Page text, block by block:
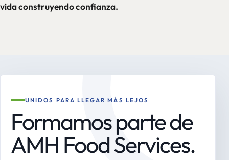
vida construyendo confianza.
UNIDOS PARA LLEGAR MÁS LEJOS
Formamos parte de
AMH Food Services.